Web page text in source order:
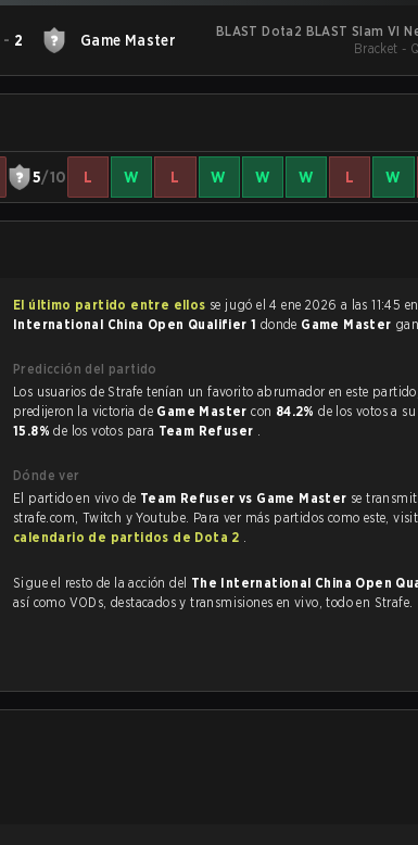
- 2 Game Master
BLAST Dota2 BLAST Slam VI
Bracket -
5/10 L W L W W W L W
El último partido entre ellos se jugó el 4 ene 2026 a las 11:45 en
International China Open Qualifier 1 donde Game Master
Predicción del partido
Los usuarios de Strafe tenían un favorito abrumador en este partido, y
predijeron la victoria de Game Mastercon 84.2%de los votos a
15.8%de los votos para Team Refuser .
Dónde ver
El partido en vivo de Team Refuser vs Game Master se
strafe.com, Twitch y Youtube. Para ver más partidos como este,
calendario de partidos de Dota 2 .
Sigue el resto de la acción del The International China Open
así como VODs, destacados y transmisiones en vivo, todo en Strafe.